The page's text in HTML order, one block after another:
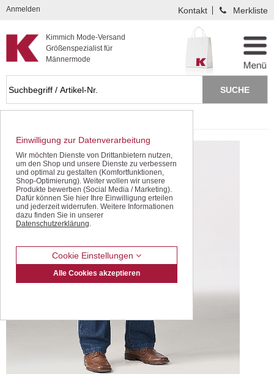
Kompletten Head der Seite überspringen
Kimmich Mode-Versand
Größenspezialist für
Männermode
Anmelden Kontakt Merkliste
Einwilligung zur Datenverarbeitung
Wir möchten Dienste von Drittanbietern nutzen,
um den Shop und unsere Dienste zu verbessern
und optimal zu gestalten (Komfortfunktionen,
Shop-Optimierung). Weiter wollen wir unsere
Produkte bewerben (Social Media / Marketing).
Dafür können Sie hier Ihre Einwilligung erteilen
und jederzeit widerrufen. Weitere Informationen
dazu finden Sie in unserer
Datenschutzerklärung.
Cookie Einstellungen
Alle Cookies akzeptieren